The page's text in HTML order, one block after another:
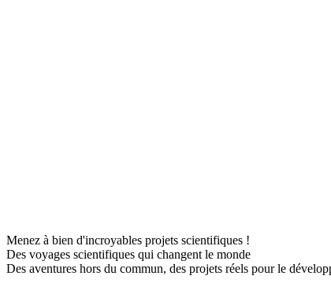
Menez à bien d'incroyables projets scientifiques !
Des voyages scientifiques qui changent le monde
Des aventures hors du commun, des projets réels pour le